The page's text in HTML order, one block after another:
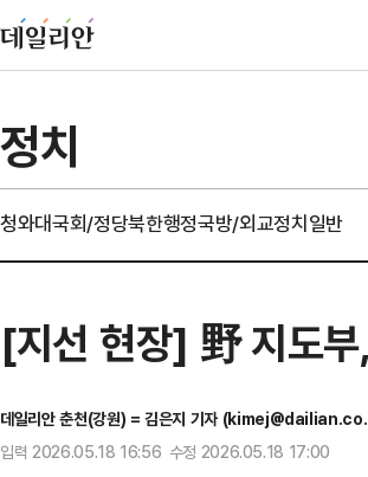
정치
청와대국회/정당북한행정국방/외교정치일반
[지선 현장] 野 지도
데일리안 춘천(강원) = 김은지 기자
입력 2026.05.18 16:56 수정 2026.05.18 17:00